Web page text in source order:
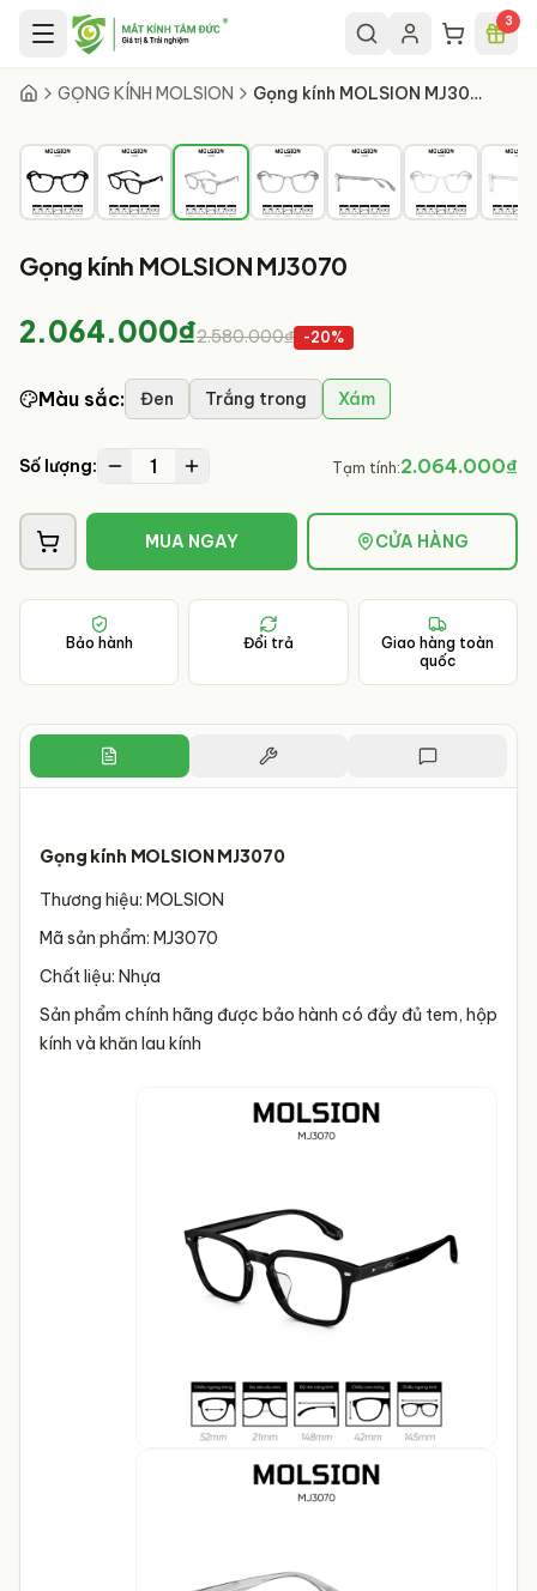
Chuyển đến nội dung chính 3
GỌNG KÍNH MOLSION Gọng kính MOLSION MJ3070
3/
Gọng kính MOLSION MJ3070
2.064.000₫2.580.000₫ -20%
Màu sắc: Đen Trắng trong Xám
Số lượng: 1 Tạm tính:2.064.000₫
MUA NGAY CỬA HÀNG
Bảo hành Đổi trả
Giao hàng toàn
quốc
Gọng kính MOLSION MJ3070
Thương hiệu: MOLSION
Mã sản phẩm: MJ3070
Chất liệu: Nhựa
Sản phẩm chính hãng được bảo hành có đầy đủ tem, hộp
kính và khăn lau kính